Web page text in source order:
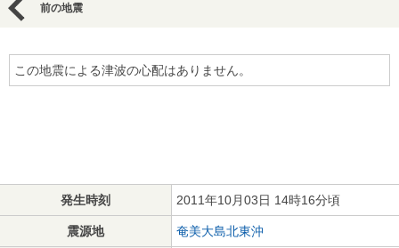
前の地震
この地震による津波の心配はありません。
発生時刻 2011年10月03日 14時16分頃
震源地 奄美大島北東沖